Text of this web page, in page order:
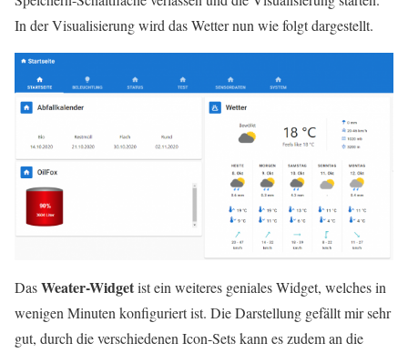
In der Visualisierung wird das Wetter nun wie folgt dargestellt.
DasWeater-Widgetist ein weiteres geniales Widget, welches in
wenigen Minuten konfiguriert ist. Die Darstellung gefällt mir sehr
gut, durch die verschiedenen Icon-Sets kann es zudem an die